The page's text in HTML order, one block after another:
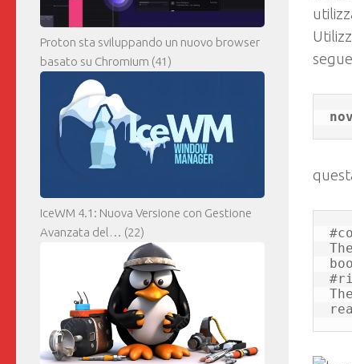
Proton sta sviluppando un nuovo browser
basato su Chromium (41)
IceWM 4.1: Nuova Versione con Gestione
Avanzata del… (22)